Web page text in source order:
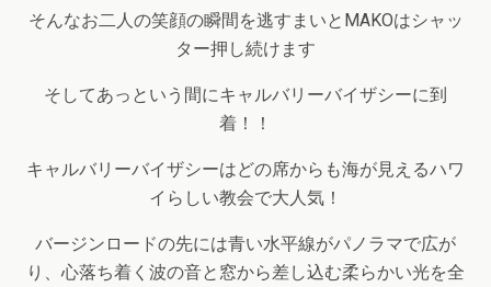
そんなお二人の笑顔の瞬間を逃すまいとMAKOはシャッ
ター押し続けます
そしてあっという間にキャルバリーバイザシーに到
着！！
キャルバリーバイザシーはどの席からも海が見えるハワ
イらしい教会で大人気！
バージンロードの先には青い水平線がパノラマで広が
り、心落ち着く波の音と窓から差し込む柔らかい光を全